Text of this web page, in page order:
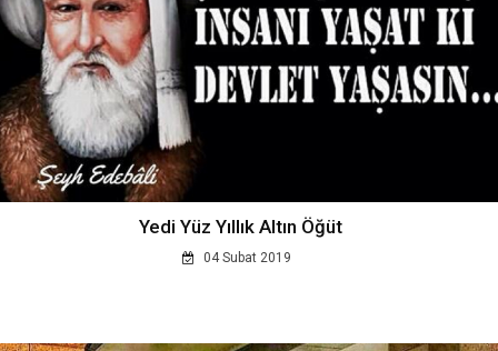
Yedi Yüz Yıllık Altın Öğüt
04 Subat 2019